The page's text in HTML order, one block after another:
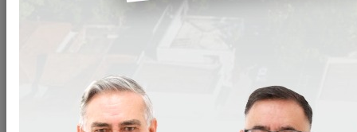
Arquivos